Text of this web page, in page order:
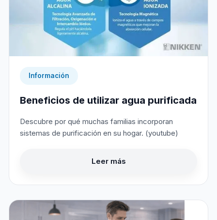
Información
Beneficios de utilizar agua purificada
Descubre por qué muchas familias incorporan
sistemas de purificación en su hogar. (youtube)
Leer más